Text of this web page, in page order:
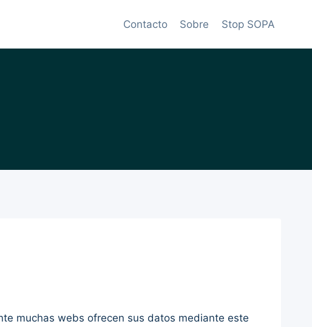
Contacto Sobre Stop SOPA
muchas webs ofrecen sus datos mediante este